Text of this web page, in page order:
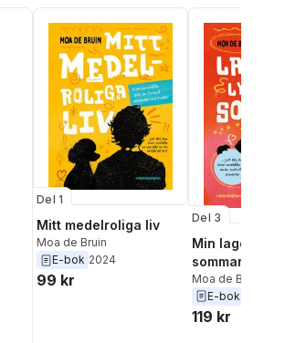
Del 1
Mitt medelroliga liv
Moa de Bruin
E-bok 2024
99 kr
Del 3
Min lagom
sommar
Moa de Bruin
E-bok
119 kr